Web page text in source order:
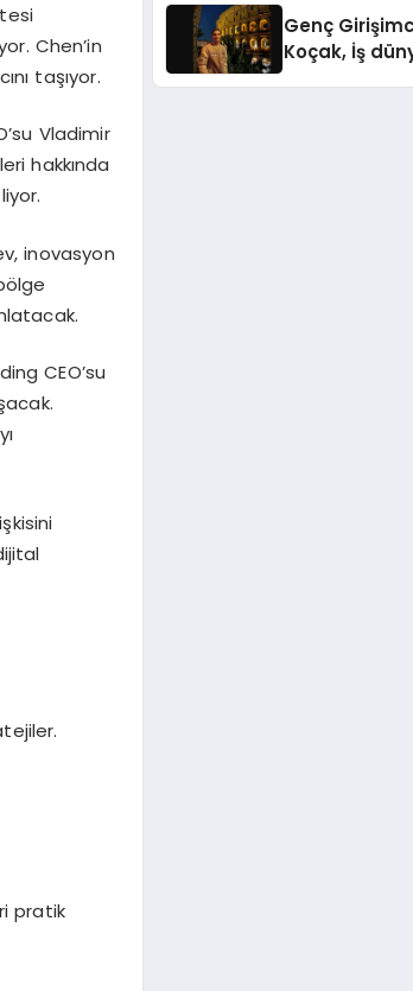
Chen’in
taşıyor.
Vladimir
hakkında
inovasyon
CEO’su
pratik
Genç
Koçak, İş